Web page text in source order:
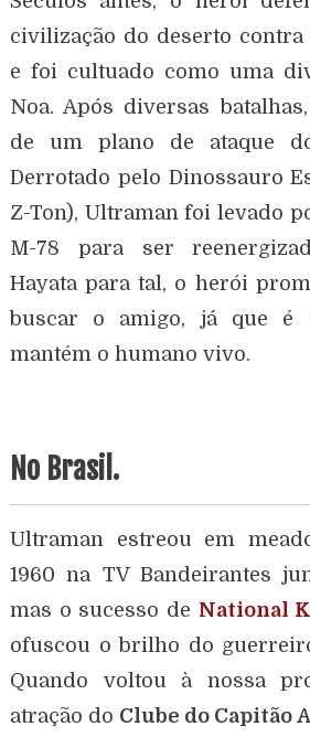
civilização do deserto
e foi cultuado como uma
Noa. Após diversas
de um plano de ataque
Derrotado pelo Dinossauro
Z-Ton), Ultraman foi levado
M-78 para ser
Hayata para tal, o herói
buscar o amigo, já que é
mantém o humano vivo.
No Brasil.
Ultraman estreou em
1960 na TV Bandeirantes
mas o sucesso de National
ofuscou o brilho do
Quando voltou à nossa
atração do Clube do Capitão